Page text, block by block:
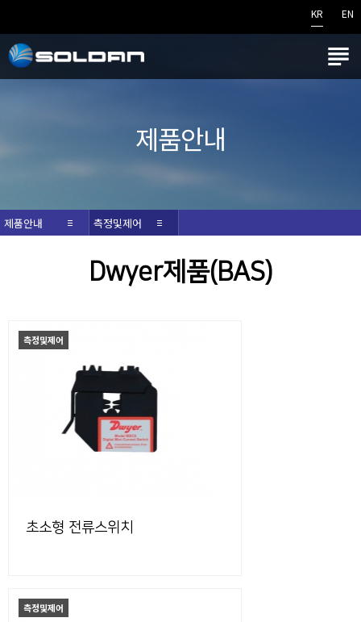
KR EN

제품안내
제품안내 측정및제어
Dwyer제품(BAS)
측정및제어
초소형 전류스위치
측정및제어